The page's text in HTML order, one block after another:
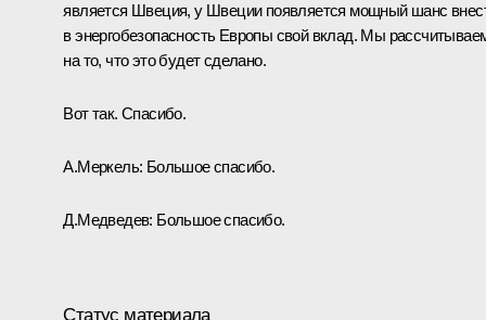
является Швеция, у Швеции появляется мощный шанс
в энергобезопасность Европы свой вклад. Мы
на то, что это будет сделано.
Вот так. Спасибо.
А.Меркель: Большое спасибо.
Д.Медведев: Большое спасибо.
Статус материала